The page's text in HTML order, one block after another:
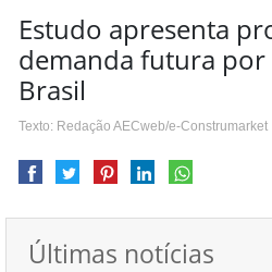
Estudo apresenta
demanda futura
Brasil
Texto: Redação AECweb/e-Construmarket
Últimas notícias